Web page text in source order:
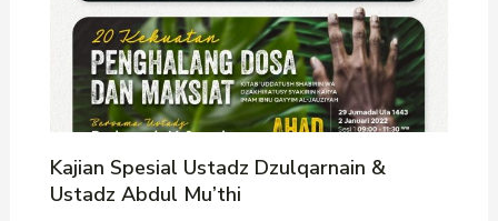
Kajian Spesial Ustadz Dzulqarnain &
Ustadz Abdul Mu’thi